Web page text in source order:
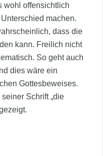
wohl offensichtlich
machen.
dass die
kann. Freilich nicht
So geht auch
dies wäre ein
Gottesbeweises.
Schrift „die